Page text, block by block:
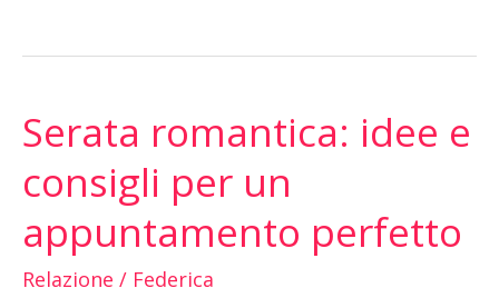
Serata romantica: idee e
consigli per un
appuntamento perfetto
Relazione / Federica
Serata
idee
e
consigli
per